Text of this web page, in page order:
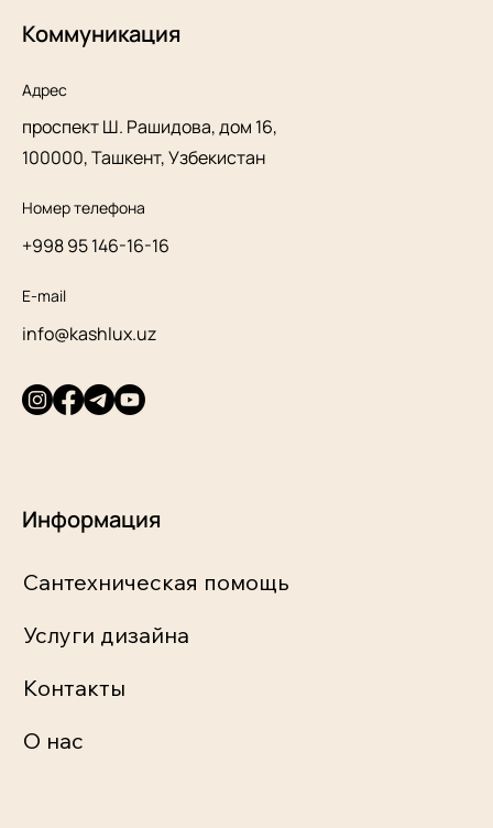
Коммуникация
Адрес
проспект Ш. Рашидова, дом 16,
100000, Ташкент, Узбекистан
Номер телефона
+998 95 146-16-16
E-mail
info@kashlux.uz
Информация
Сантехническая помощь
Услуги дизайна
Контакты
О нас